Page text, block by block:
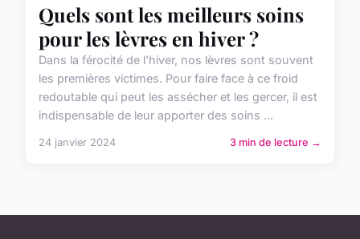
Quels sont les meilleurs soins
pour les lèvres en hiver ?
Dans la férocité de l'hiver, nos lèvres sont souvent
les premières victimes. Pour faire face à ce froid
redoutable qui peut les assécher et les gercer, il est
indispensable de leur apporter des soins ...
24 janvier 2024 3 min de lecture →